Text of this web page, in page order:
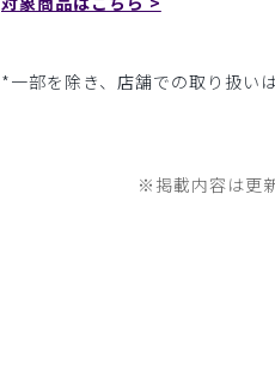
*一部を除き、店舗での取り扱い
※掲載内容は更